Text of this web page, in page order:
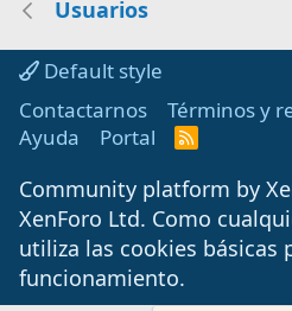
Usuarios
Default style
Contactarnos
Términos y
Ayuda
Portal
R
S
Community platform by
XenForo Ltd. Como
utiliza las cookies básicas
funcionamiento.